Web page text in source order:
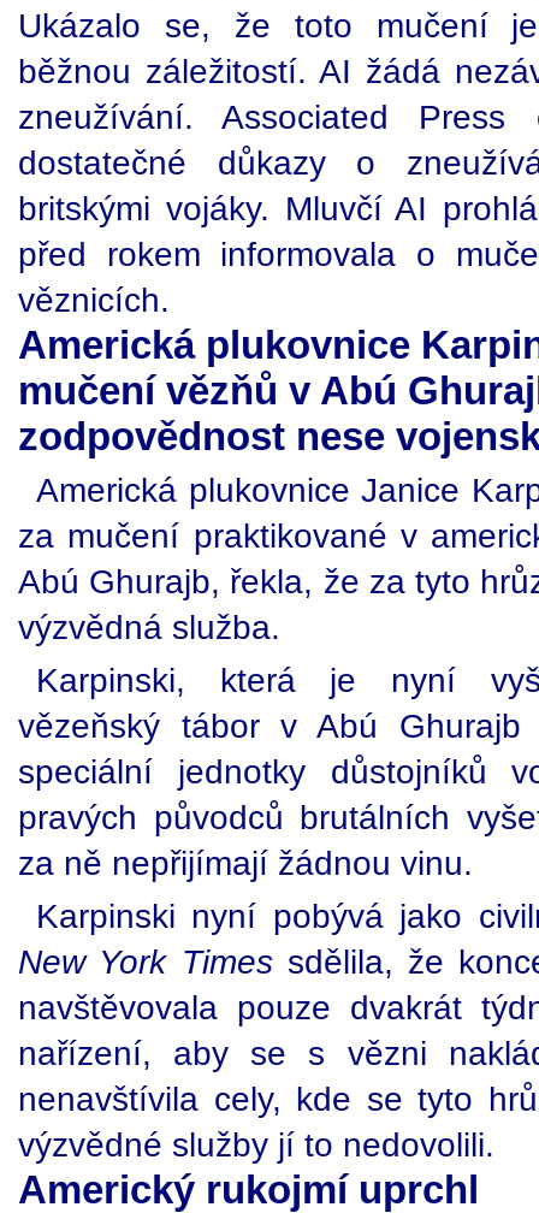
Ukázalo se, že toto mučení
běžnou záležitostí. AI žádá
zneužívání. Associated
dostatečné důkazy o
britskými vojáky. Mluvčí AI
před rokem informovala o
věznicích.
Americká plukovnice
mučení vězňů v Abú
zodpovědnost nese
Americká plukovnice Janice
za mučení praktikované v
Abú Ghurajb, řekla, že za tyto
výzvědná služba.
Karpinski, která je nyní
vězeňský tábor v Abú
speciální jednotky důstojníků
pravých původců brutálních
za ně nepřijímají žádnou vinu.
Karpinski nyní pobývá jako
New York Timessdělila, že
navštěvovala pouze dvakrát
nařízení, aby se s vězni
nenavštívila cely, kde se tyto
výzvědné služby jí to nedovolili.
Americký rukojmí uprchl